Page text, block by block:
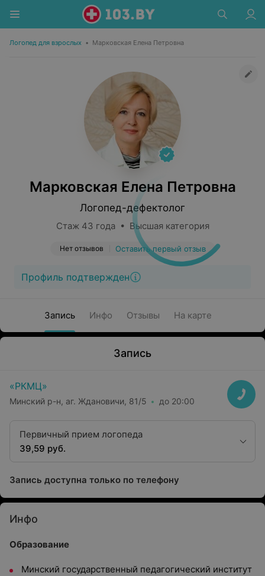
Логопед для взрослых • Марковская Елена Петровна
Марковская Елена Петровна
Логопед-дефектолог
Стаж 43 года • Высшая категория
Нет отзывов Оставить первый отзыв
Профиль подтвержден
Запись Инфо Отзывы На карте
Запись
«РКМЦ»
Минский р-н, аг. Ждановичи, 81/5 до 20:00
Первичный прием логопеда
39,59 руб.
Запись доступна только по телефону
Инфо
Образование
Минский государственный педагогический институт